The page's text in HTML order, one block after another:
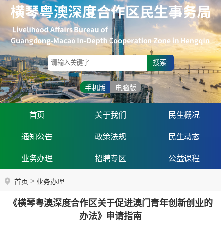
搜索
手机版 电脑版
首页 关于我们 民生概况
通知公告 政策法规 民生动态
业务办理 招聘专区 公益课程
首页 > 业务办理
《横琴粤澳深度合作区关于促进澳门青年创新创业的
办法》申请指南